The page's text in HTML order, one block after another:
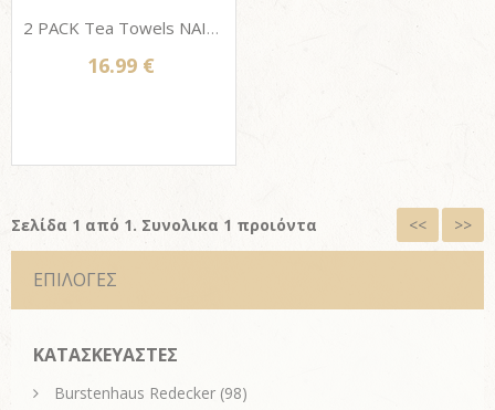
2 PACK Tea Towels NAIKED, Πετσέτες κουζίνας από βιολογικό βαμβάκι 65x50 cm
16.99 €
Σελίδα 1 από 1. Συνολικα 1 προιόντα << >>
ΕΠΙΛΟΓΕΣ
ΚΑΤΑΣΚΕΥΑΣΤΕΣ
Burstenhaus Redecker (98)